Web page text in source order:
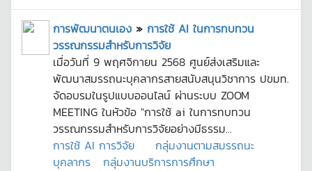
การพัฒนาตนเอง » การใช้ AI ในการทบทวน
วรรณกรรมสำหรับการวิจัย
เมื่อวันที่ 9 พฤศจิกายน 2568 ศูนย์ส่งเสริมและ
พัฒนาสมรรถนะบุคลากรสายสนับสนุนวิชาการ ปขมท.
จัดอบรมในรูปแบบออนไลน์ ผ่านระบบ ZOOM
MEETING ในหัวข้อ "การใช้ ai ในการทบทวน
วรรณกรรมสำหรับการวิจัยอย่างมีธรรม...
การใช้ AI การวิจัย
กลุ่มงานตามสมรรถนะ
บุคลากร
กลุ่มงานบริการการศึกษา